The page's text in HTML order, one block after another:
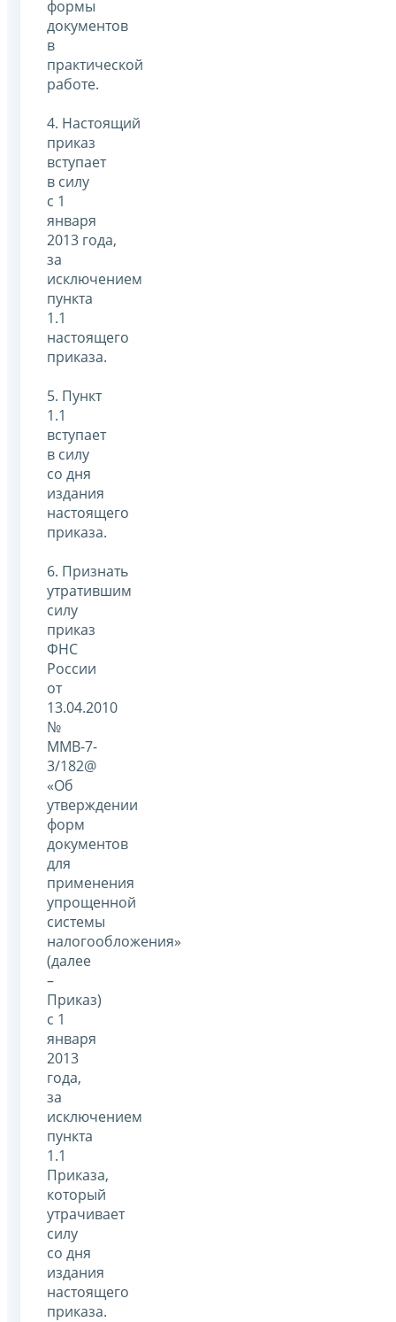
формы
документов
в
практической
работе.
4. Настоящий
приказ
вступает
в силу
с 1
января
2013 года,
за
исключением
пункта
1.1
настоящего
приказа.
5. Пункт
1.1
вступает
в силу
со дня
издания
настоящего
приказа.
6. Признать
утратившим
силу
приказ
ФНС
России
от
13.04.2010
№
ММВ-7-
3/182@
«Об
утверждении
форм
документов
для
применения
упрощенной
системы
налогообложения»
(далее
–
Приказ)
с 1
января
2013
года,
за
исключением
пункта
1.1
Приказа,
который
утрачивает
силу
со дня
издания
настоящего
приказа.